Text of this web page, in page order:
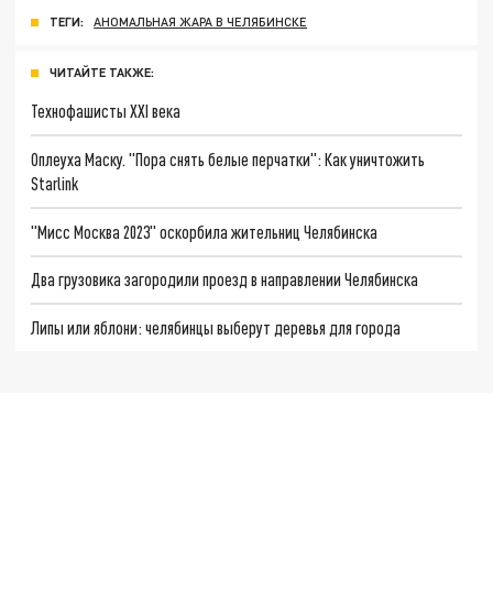
ТЕГИ: АНОМАЛЬНАЯ ЖАРА В ЧЕЛЯБИНСКЕ
ЧИТАЙТЕ ТАКЖЕ:
Технофашисты XXI века
Оплеуха Маску. "Пора снять белые перчатки": Как уничтожить
Starlink
"Мисс Москва 2023" оскорбила жительниц Челябинска
Два грузовика загородили проезд в направлении Челябинска
Липы или яблони: челябинцы выберут деревья для города